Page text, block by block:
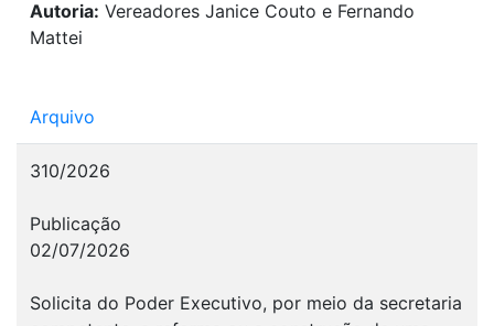
Autoria: Vereadores Janice Couto e Fernando
Mattei
Arquivo
310/2026
Publicação
02/07/2026
Solicita do Poder Executivo, por meio da secretaria